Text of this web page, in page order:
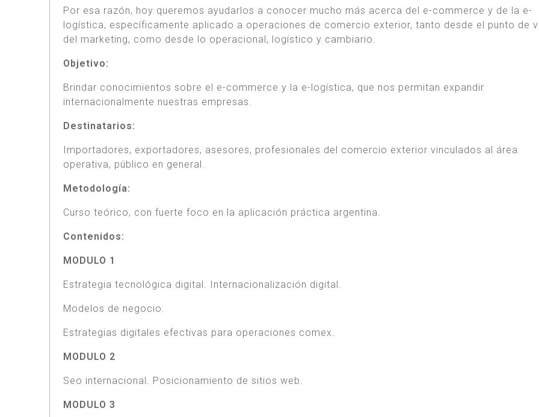
Por esa razón, hoy queremos ayudarlos a conocer mucho más acerca del e-commerce y de la e-
logística, específicamente aplicado a operaciones de comercio exterior, tanto desde el punto de
del marketing, como desde lo operacional, logístico y cambiario.
Objetivo:
Brindar conocimientos sobre el e-commerce y la e-logística, que nos permitan expandir
internacionalmente nuestras empresas.
Destinatarios:
Importadores, exportadores, asesores, profesionales del comercio exterior vinculados al área
operativa, público en general.
Metodología:
Curso teórico, con fuerte foco en la aplicación práctica argentina.
Contenidos:
MODULO 1
Estrategia tecnológica digital. Internacionalización digital.
Modelos de negocio.
Estrategias digitales efectivas para operaciones comex.
MODULO 2
Seo internacional. Posicionamiento de sitios web.
MODULO 3